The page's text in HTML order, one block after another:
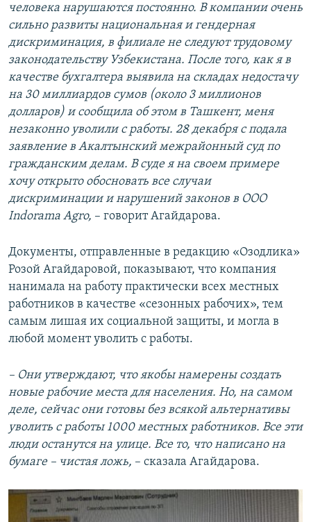
человека нарушаются постоянно. В компании очень
сильно развиты национальная и гендерная
дискриминация, в филиале не следуют трудовому
законодательству Узбекистана. После того, как я в
качестве бухгалтера выявила на складах недостачу
на 30 миллиардов сумов (около 3 миллионов
долларов) и сообщила об этом в Ташкент, меня
незаконно уволили с работы. 28 декабря с подала
заявление в Акалтынский межрайонный суд по
гражданским делам. В суде я на своем примере
хочу открыто обосновать все случаи
дискриминации и нарушений законов в ООО
Indorama Agro, – говорит Агайдарова.
Документы, отправленные в редакцию «Озодлика»
Розой Агайдаровой, показывают, что компания
нанимала на работу практически всех местных
работников в качестве «сезонных рабочих», тем
самым лишая их социальной защиты, и могла в
любой момент уволить с работы.
– Они утверждают, что якобы намерены создать
новые рабочие места для населения. Но, на самом
деле, сейчас они готовы без всякой альтернативы
уволить с работы 1000 местных работников. Все эти
люди останутся на улице. Все то, что написано на
бумаге – чистая ложь, – сказала Агайдарова.